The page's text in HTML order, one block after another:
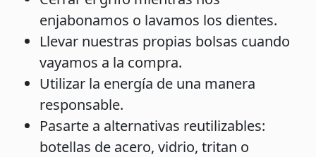
enjabonamos o lavamos los dientes.
Llevar nuestras propias bolsas cuando
vayamos a la compra.
Utilizar la energía de una manera
responsable.
Pasarte a alternativas reutilizables:
botellas de acero, vidrio, tritan o